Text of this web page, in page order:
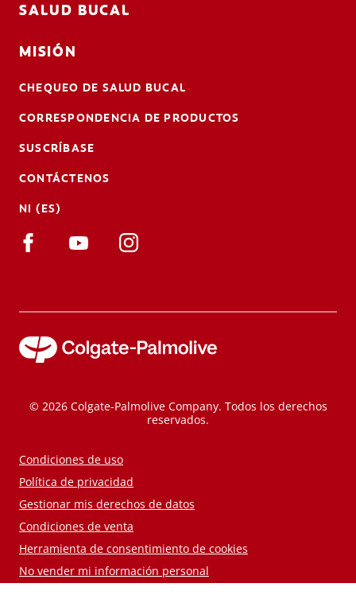
SALUD BUCAL
MISIÓN
CHEQUEO DE SALUD BUCAL
CORRESPONDENCIA DE PRODUCTOS
SUSCRÍBASE
CONTÁCTENOS
NI (ES)
© 2026 Colgate-Palmolive Company. Todos los derechos
reservados.
Condiciones de uso
Política de privacidad
Gestionar mis derechos de datos
Condiciones de venta
Herramienta de consentimiento de cookies
No vender mi información personal